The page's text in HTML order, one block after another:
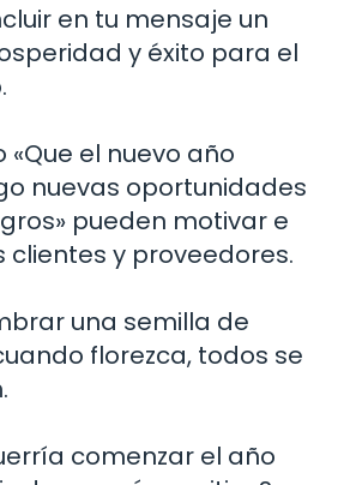
en tu mensaje un
y éxito para el
«Que el nuevo año
nuevas oportunidades
pueden motivar e
clientes y proveedores.
una semilla de
florezca, todos se
comenzar el año